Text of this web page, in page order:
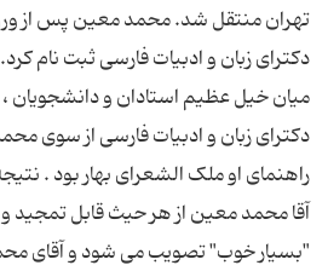
تهران منتقل شد. محمد معین پس از
میان خیل عظیم استادان و دانشجویان ،
دکترای زبان و ادبیات فارسی از سوی
راهنمای او ملک الشعرای بهار بود .
آقا محمد معین از هر حیث قابل تمجید
"بسیار خوب" تصویب می شود و آقای